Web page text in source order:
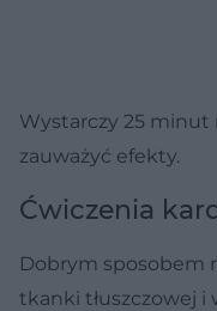
Wystarczy 25
zauważyć efekty.
Ćwiczenia
Dobrym sposobem
tkanki tłuszczowej